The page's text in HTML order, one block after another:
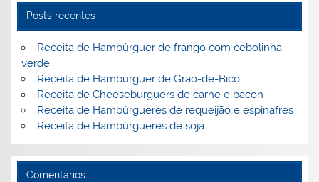
o
k
l
Posts recentes
Receita de Hambúrguer de frango com cebolinha
verde
Receita de Hamburguer de Grão-de-Bico
Receita de Cheeseburguers de carne e bacon
Receita de Hambúrgueres de requeijão e espinafres
Receita de Hambúrgueres de soja
Comentários